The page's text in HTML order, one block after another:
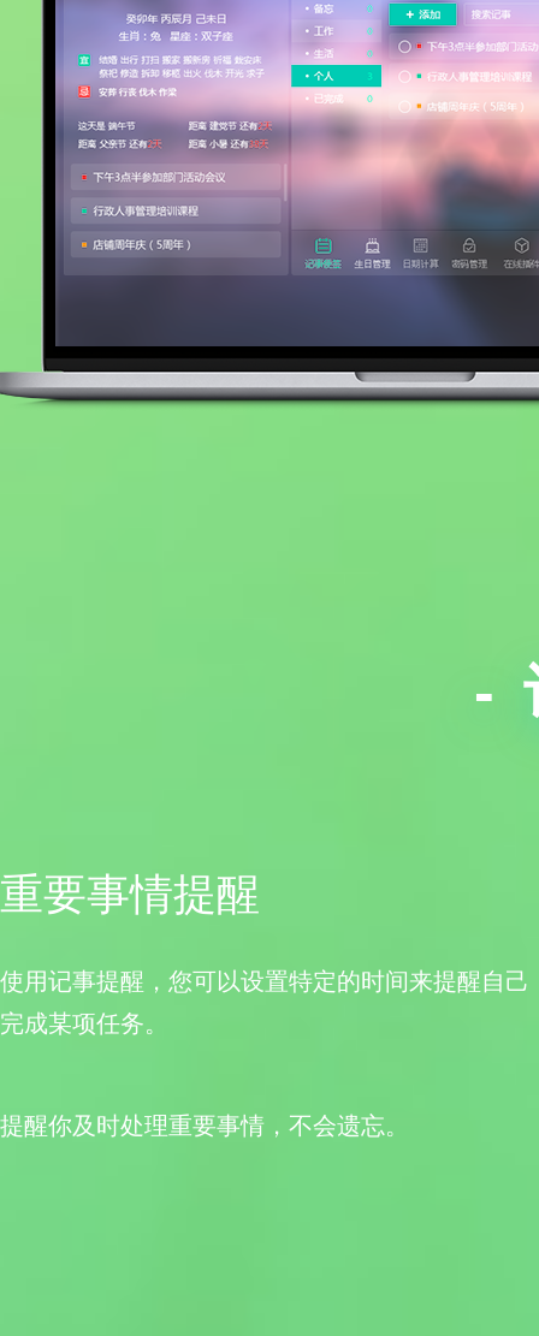
-
重要事情提醒
使用记事提醒，您可以设置特定的时间来提醒自己
完成某项任务。
提醒你及时处理重要事情，不会遗忘。